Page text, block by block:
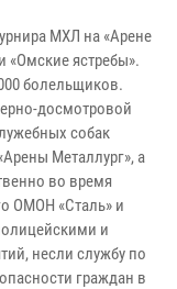
МХЛ на «Арене
«Омские ястребы».
болельщиков.
досмотровой
собак
Металлург», а
во время
ОМОН «Сталь» и
и
несли службу по
граждан в